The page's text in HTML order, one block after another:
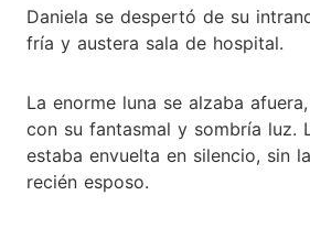
Daniela se despertó de su
fría y austera sala de hospital.
La enorme luna se alzaba
con su fantasmal y sombría luz.
estaba envuelta en silencio, sin
recién esposo.